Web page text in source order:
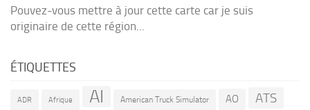
Pouvez-vous mettre à jour cette carte car je suis
originaire de cette région...
ÉTIQUETTES
ADR Afrique AI American Truck Simulator AO ATS